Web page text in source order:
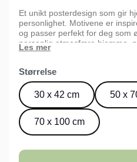
Et unikt posterdesign som gir
personlighet. Motivene er
og passer perfekt for deg som
personlig atmosfære hjemme,
Finnes i tre forskjellige størrelser.
Størrelse
30 x 42 cm 50 x
70 x 100 cm